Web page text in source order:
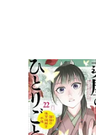
しの とう
倉田三之
出版社 (可複
台灣角川